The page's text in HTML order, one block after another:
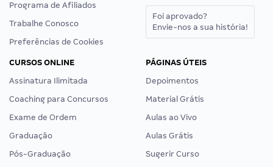
Programa de Afiliados
Trabalhe Conosco
Preferências de Cookies
Foi aprovado?
Envie-nos a sua história!
CURSOS ONLINE
Assinatura Ilimitada
Coaching para Concursos
Exame de Ordem
Graduação
Pós-Graduação
PÁGINAS ÚTEIS
Depoimentos
Material Grátis
Aulas ao Vivo
Aulas Grátis
Sugerir Curso